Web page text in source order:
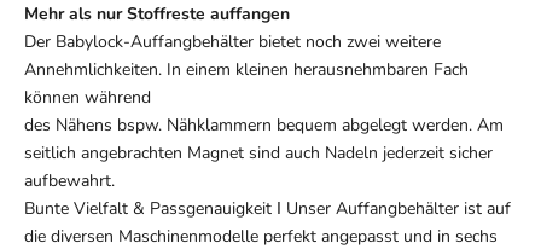
Mehr als nur Stoffreste auffangen
Der Babylock-Auffangbehälter bietet noch zwei weitere
Annehmlichkeiten. In einem kleinen herausnehmbaren Fach
können während
des Nähens bspw. Nähklammern bequem abgelegt werden. Am
seitlich angebrachten Magnet sind auch Nadeln jederzeit sicher
aufbewahrt.
Bunte Vielfalt & Passgenauigkeit І Unser Auffangbehälter ist auf
die diversen Maschinenmodelle perfekt angepasst und in sechs